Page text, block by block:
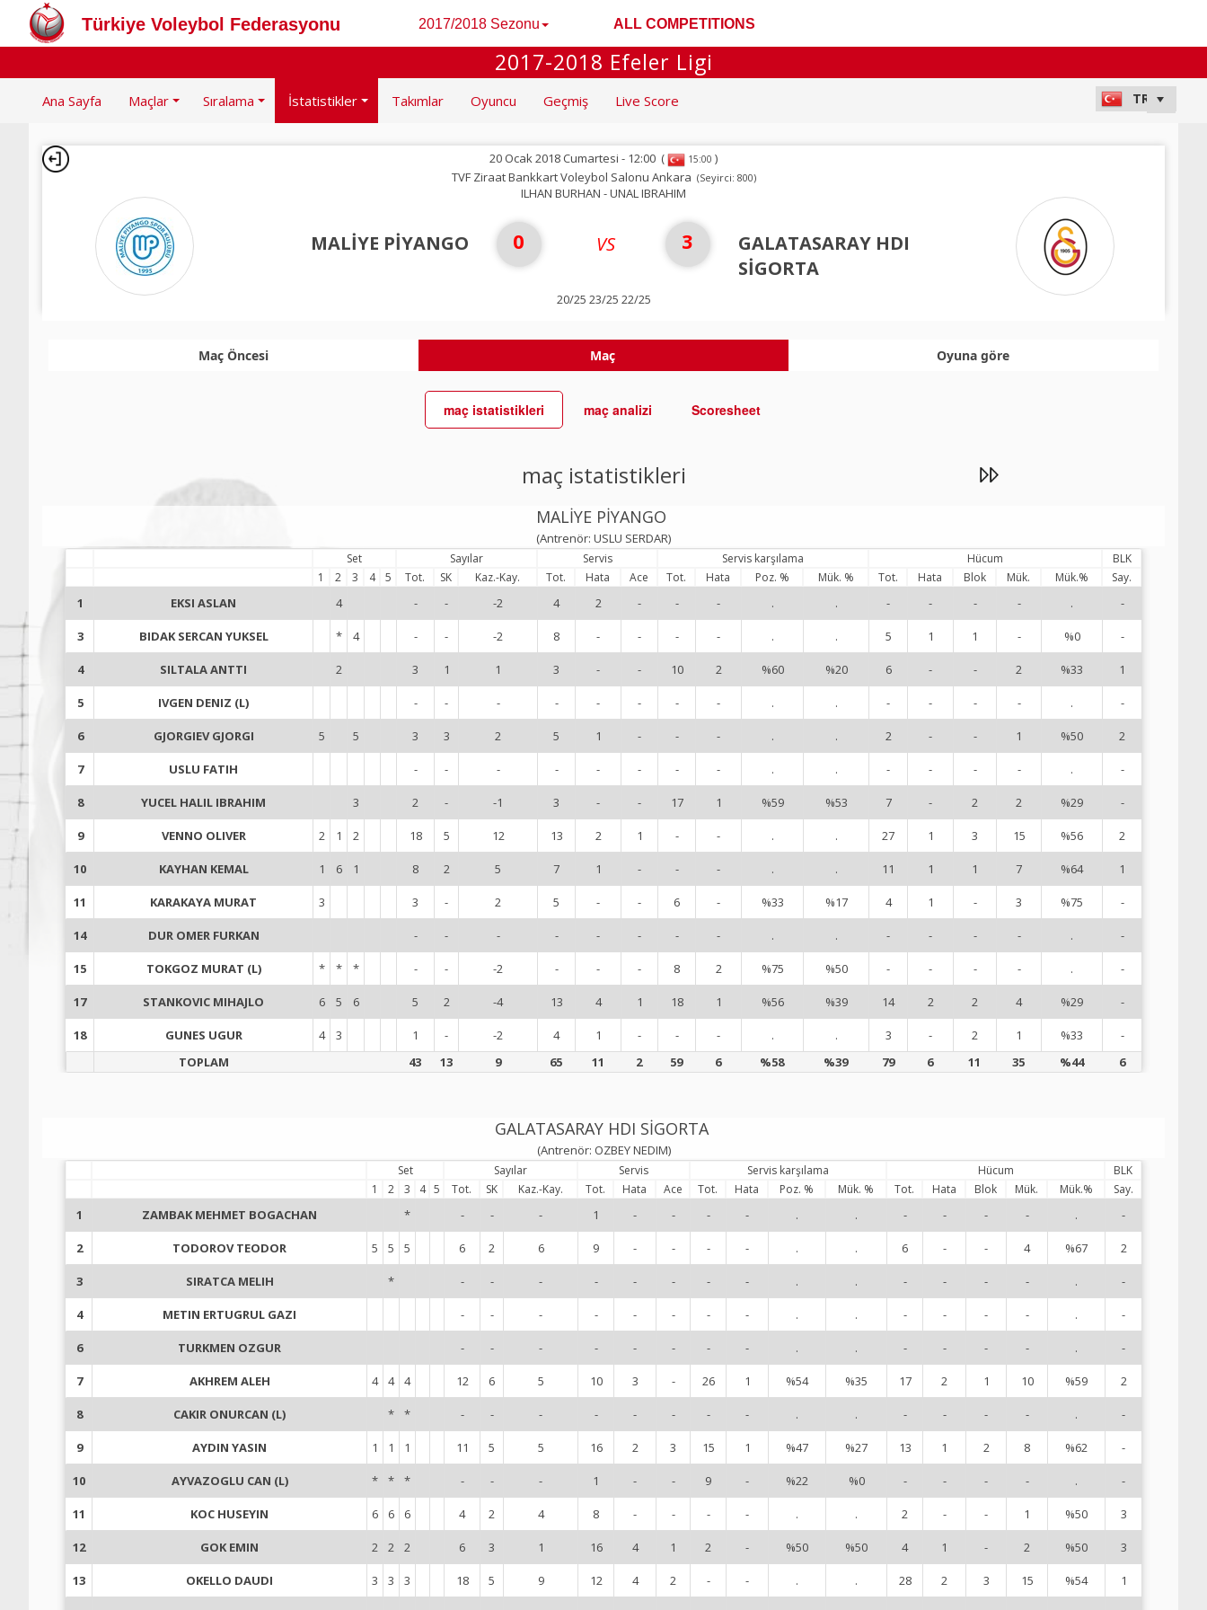
Türkiye Voleybol Federasyonu 2017/2018 Sezonu ALL COMPETITIONS
2017-2018 Efeler Ligi
Ana Sayfa Maçlar Sıralama İstatistikler Takımlar Oyuncu Geçmiş Live Score
20 Ocak 2018 Cumartesi - 12:00 ( 15:00 )
TVF Ziraat Bankkart Voleybol Salonu Ankara (Seyirci: 800)
ILHAN BURHAN - UNAL IBRAHIM
MALİYE PİYANGO 0 VS 3
GALATASARAY HDI
SİGORTA
20/25 23/25 22/25
Maç Öncesi Maç Oyuna göre
maç istatistikleri maç analizi Scoresheet
maç istatistikleri
MALİYE PİYANGO
(Antrenör: USLU SERDAR)
Set Sayılar Servis Servis karşılama Hücum
BLK
1
2 3 4 5 Tot. SK Kaz.-Kay. Tot. Hata Ace Tot. Hata Poz. % Mük. % Tot. Hata Blok Mük. Mük.% Say.
1 EKSI ASLAN 4 - - -2 4 2 - - - . . - - - - . -
3 BIDAK SERCAN YUKSEL * 4 - - -2 8 - - - - . . 5 1 1 - %0 -
4 SILTALA ANTTI 2 3 1 1 3 - - 10 2 %60 %20 6 - - 2 %33 1
5 IVGEN DENIZ (L) - - - - - - - - . . - - - - . -
6 GJORGIEV GJORGI 5 5 3 3 2 5 1 - - - . . 2 - - 1 %50 2
7 USLU FATIH - - - - - - - - . . - - - - . -
8 YUCEL HALIL IBRAHIM 3 2 - -1 3 - - 17 1 %59 %53 7 - 2 2 %29 -
9 VENNO OLIVER 2 1 2 18 5 12 13 2 1 - - . . 27 1 3 15 %56 2
10 KAYHAN KEMAL 1 6 1 8 2 5 7 1 - - - . . 11 1 1 7 %64 1
11 KARAKAYA MURAT 3 3 - 2 5 - - 6 - %33 %17 4 1 - 3 %75 -
14 DUR OMER FURKAN - - - - - - - - . . - - - - . -
15 TOKGOZ MURAT (L) * * * - - -2 - - - 8 2 %75 %50 - - - - . -
17 STANKOVIC MIHAJLO 6 5 6 5 2 -4 13 4 1 18 1 %56 %39 14 2 2 4 %29 -
18 GUNES UGUR 4 3 1 - -2 4 1 - - - . . 3 - 2 1 %33
-
TOPLAM
43 13 9 65 11 2 59 6 %58 %39 79 6 11 35 %44 6
GALATASARAY HDI SİGORTA
(Antrenör: OZBEY NEDIM)
Set Sayılar Servis Servis karşılama Hücum
BLK
1
2 3 4 5 Tot. SK Kaz.-Kay. Tot. Hata Ace Tot. Hata Poz. % Mük. % Tot. Hata Blok Mük. Mük.% Say.
1 ZAMBAK MEHMET BOGACHAN * - - - 1 - - - - . . - - - - . -
2 TODOROV TEODOR 5 5 5 6 2 6 9 - - - - . . 6 - - 4 %67 2
3 SIRATCA MELIH * - - - - - - - - . . - - - - . -
4 METIN ERTUGRUL GAZI - - - - - - - - . . - - - - . -
6 TURKMEN OZGUR - - - - - - - - . . - - - - . -
7 AKHREM ALEH 4 4 4 12 6 5 10 3 - 26 1 %54 %35 17 2 1 10 %59 2
8 CAKIR ONURCAN (L) * * - - - - - - - - . . - - - - . -
9 AYDIN YASIN 1 1 1 11 5 5 16 2 3 15 1 %47 %27 13 1 2 8 %62 -
10 AYVAZOGLU CAN (L) * * * - - - 1 - - 9 - %22 %0 - - - - . -
11 KOC HUSEYIN 6 6 6 4 2 4 8 - - - - . . 2 - - 1 %50 3
12 GOK EMIN 2 2 2 6 3 1 16 4 1 2 - %50 %50 4 1 - 2 %50 3
13 OKELLO DAUDI 3 3 3 18 5 9 12 4 2 - - . . 28 2 3 15 %54 1